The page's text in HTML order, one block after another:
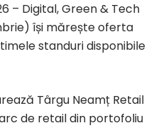
– Digital, Green & Tech
își mărește oferta
standuri disponibile
Târgu Neamț Retail
de retail din portofoliu